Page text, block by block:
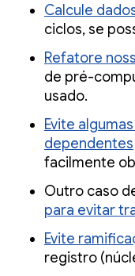
Calcule
ciclos, se
Refatore
de pré-
usado.
Evite
dependentes
facilmente
Outro caso
para evitar
Evite
registro